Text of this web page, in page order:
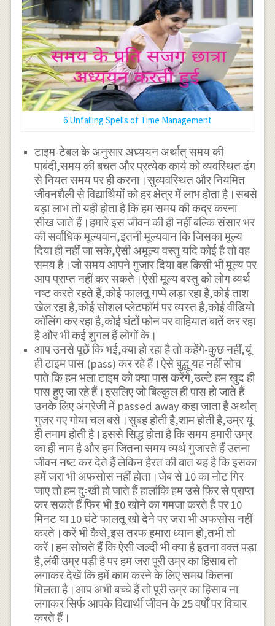
6 Unfailing Spells of Time Management
टाइम-टेबल के अनुसार अध्ययन अर्थात् समय की
पाबंदी,समय की बचत और प्रत्येक कार्य को व्यवस्थित ढंग
से नियत समय पर ही करना।सुव्यवस्थित और नियमित
जीवनशैली से विद्यार्थियों को हर क्षेत्र में लाभ होता है।सबसे
बड़ा लाभ तो यही होता है कि हम समय की कद्र करना
सीख जाते हैं।हमारे इस जीवन की ही नहीं बल्कि संसार भर
की सर्वाधिक मूल्यवान,इतनी मूल्यवान कि जिसका मूल्य
दिया ही नहीं जा सके,ऐसी अमूल्य वस्तु यदि कोई है तो वह
समय है।जो समय आपने गुजार दिया वह किसी भी मूल्य पर
आप प्राप्त नहीं कर सकते।ऐसी मूल्य वस्तु को लोग व्यर्थ
नष्ट करते रहते हैं,कोई फालतू गप्पे लड़ा रहा है,कोई ताश
खेल रहा है,कोई सोशल प्लेटफॉर्म पर व्यस्त है,कोई वीडियो
कॉलिंग कर रहा है,कोई घंटों फोन पर वाहियात बातें कर रहा
है और भी कई शुगल हैं लोगों के।
आप उनसे पूछें कि भई,क्या हो रहा है तो कहेंगे-कुछ नहीं,यूं
ही टाइम पास (pass) कर रहे हैं।ऐसे बुद्धू यह नहीं सोच
पाते कि हम भला टाइम को क्या पास करेंगे,उल्टे हम खुद ही
पास हुए जा रहे हैं।इसलिए जो बिल्कुल ही पास हो जाते हैं
उनके लिए अंग्रेजी में passed away कहा जाता है अर्थात्
गुजर गए गोया चल बसे।सुबह होती है,शाम होती है,उम्र यूं
ही तमाम होती है।इससे सिद्ध होता है कि समय हमारी उम्र
का ही नाम है और हम जितना समय व्यर्थ गुजारते हैं उतना
जीवन नष्ट कर देते हैं लेकिन हैरत की बात यह है कि इसका
हमें जरा भी अफसोस नहीं होता।जेब से 10 का नोट गिर
जाए तो हम दुःखी हो जाते हैं हालांकि हम उसे फिर से प्राप्त
कर सकते हैं फिर भी ₹10 खोने का गमजा करते हैं पर 10
मिनट या 10 घंटे फालतू खो देने पर जरा भी अफसोस नहीं
करते।करें भी कैसे,इस तरफ हमारा ध्यान हो,तभी तो
करें।हम सोचते हैं कि ऐसी जल्दी भी क्या है इतना वक्त पड़ा
है,लंबी उम्र पड़ी है पर हम जरा पूरी उम्र का हिसाब तो
लगाकर देखें कि हमें काम करने के लिए समय कितना
मिलता है।आप अभी बच्चे हैं तो पूरी उम्र का हिसाब ना
लगाकर सिर्फ आपके विद्यार्थी जीवन के 25 वर्षों पर विचार
करते हैं।